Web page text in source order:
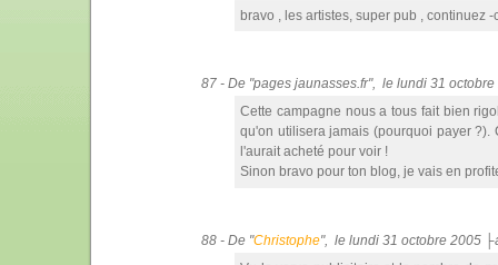
bravo , les artistes, super pub , continuez -
87 - De "pages jaunasses.fr", le lundi 31
Cette campagne nous a tous fait bien
qu'on utilisera jamais (pourquoi payer
l'aurait acheté pour voir !
Sinon bravo pour ton blog, je vais en
88 - De "Christophe", le lundi 31 octobre 2005